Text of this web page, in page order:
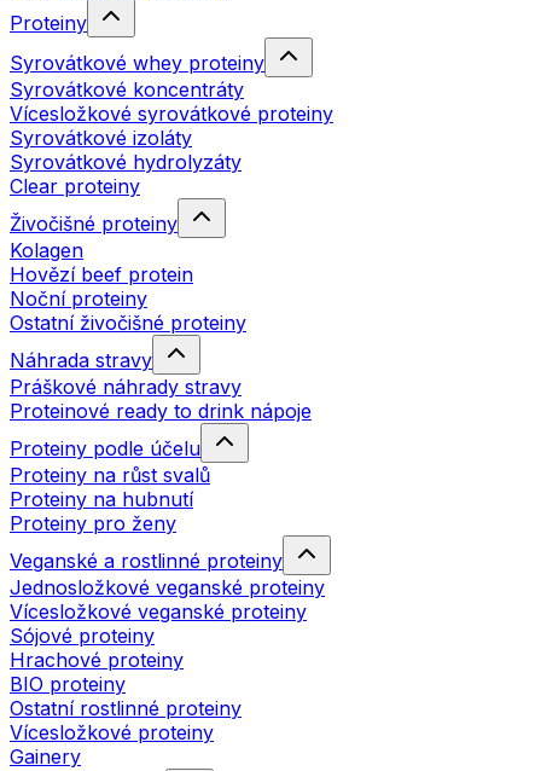
Proteiny
Syrovátkové whey proteiny
Syrovátkové koncentráty
Vícesložkové syrovátkové proteiny
Syrovátkové izoláty
Syrovátkové hydrolyzáty
Clear proteiny
Živočišné proteiny
Kolagen
Hovězí beef protein
Noční proteiny
Ostatní živočišné proteiny
Náhrada stravy
Práškové náhrady stravy
Proteinové ready to drink nápoje
Proteiny podle účelu
Proteiny na růst svalů
Proteiny na hubnutí
Proteiny pro ženy
Veganské a rostlinné proteiny
Jednosložkové veganské proteiny
Vícesložkové veganské proteiny
Sójové proteiny
Hrachové proteiny
BIO proteiny
Ostatní rostlinné proteiny
Vícesložkové proteiny
Gainery